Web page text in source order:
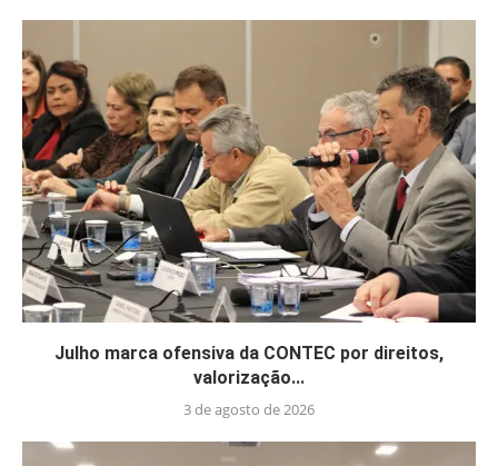
Julho marca ofensiva da CONTEC por direitos,
valorização...
3 de agosto de 2026